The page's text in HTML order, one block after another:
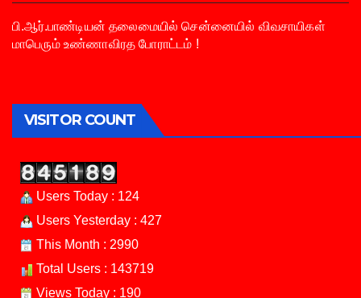
பி.ஆர்.பாண்டியன் தலைமையில் சென்னையில் விவசாயிகள்
மாபெரும் உண்ணாவிரத போராட்டம் !
VISITOR COUNT
Users Today : 124
Users Yesterday : 427
This Month : 2990
Total Users : 143719
Views Today : 190